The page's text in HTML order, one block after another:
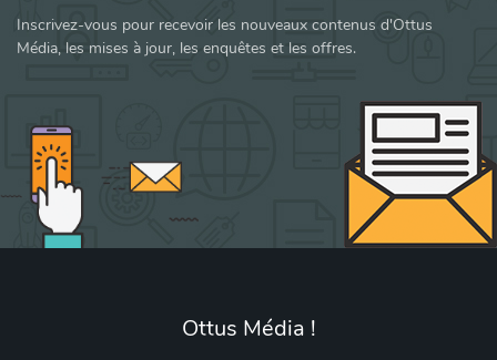
Inscrivez-vous pour recevoir les nouveaux contenus d'Ottus
Média, les mises à jour, les enquêtes et les offres.
Ottus Média !